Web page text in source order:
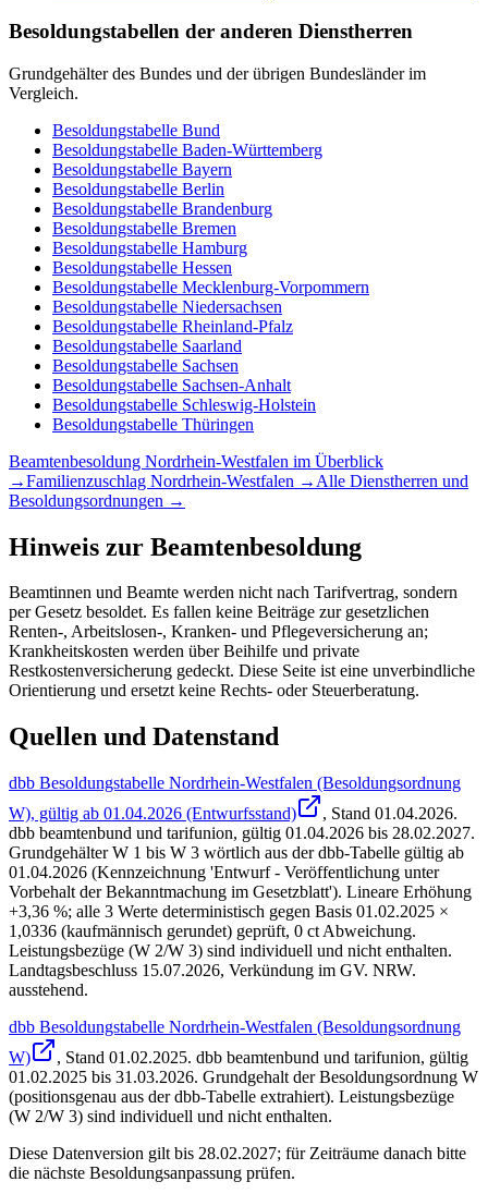
Besoldungstabellen der anderen Dienstherren
Grundgehälter des Bundes und der übrigen Bundesländer im
Vergleich.
Besoldungstabelle Bund
Besoldungstabelle Baden-Württemberg
Besoldungstabelle Bayern
Besoldungstabelle Berlin
Besoldungstabelle Brandenburg
Besoldungstabelle Bremen
Besoldungstabelle Hamburg
Besoldungstabelle Hessen
Besoldungstabelle Mecklenburg-Vorpommern
Besoldungstabelle Niedersachsen
Besoldungstabelle Rheinland-Pfalz
Besoldungstabelle Saarland
Besoldungstabelle Sachsen
Besoldungstabelle Sachsen-Anhalt
Besoldungstabelle Schleswig-Holstein
Besoldungstabelle Thüringen
Beamtenbesoldung Nordrhein-Westfalen im Überblick
→Familienzuschlag Nordrhein-Westfalen → Alle Dienstherren und
Besoldungsordnungen →
Hinweis zur Beamtenbesoldung
Beamtinnen und Beamte werden nicht nach Tarifvertrag, sondern
per Gesetz besoldet. Es fallen keine Beiträge zur gesetzlichen
Renten-, Arbeitslosen-, Kranken- und Pflegeversicherung an;
Krankheitskosten werden über Beihilfe und private
Restkostenversicherung gedeckt. Diese Seite ist eine unverbindliche
Orientierung und ersetzt keine Rechts- oder Steuerberatung.
Quellen und Datenstand
dbb Besoldungstabelle Nordrhein-Westfalen (Besoldungsordnung
W), gültig ab 01.04.2026 (Entwurfsstand)
, Stand 01.04.2026.
dbb beamtenbund und tarifunion, gültig 01.04.2026 bis 28.02.2027.
Grundgehälter W 1 bis W 3 wörtlich aus der dbb-Tabelle gültig ab
01.04.2026 (Kennzeichnung 'Entwurf - Veröffentlichung unter
Vorbehalt der Bekanntmachung im Gesetzblatt'). Lineare Erhöhung
+3,36 %; alle 3 Werte deterministisch gegen Basis 01.02.2025 ×
1,0336 (kaufmännisch gerundet) geprüft, 0 ct Abweichung.
Leistungsbezüge (W 2/W 3) sind individuell und nicht enthalten.
Landtagsbeschluss 15.07.2026, Verkündung im GV. NRW.
ausstehend.
dbb Besoldungstabelle Nordrhein-Westfalen (Besoldungsordnung
W)
, Stand 01.02.2025. dbb beamtenbund und tarifunion, gültig
01.02.2025 bis 31.03.2026. Grundgehalt der Besoldungsordnung W
(positionsgenau aus der dbb-Tabelle extrahiert). Leistungsbezüge
(W 2/W 3) sind individuell und nicht enthalten.
Diese Datenversion gilt bis 28.02.2027; für Zeiträume danach bitte
die nächste Besoldungsanpassung prüfen.